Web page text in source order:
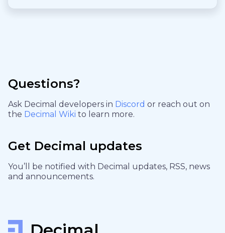
Questions?
Ask Decimal developers in Discord or reach out on
the Decimal Wiki to learn more.
Get Decimal updates
You’ll be notified with Decimal updates, RSS, news
and announcements.